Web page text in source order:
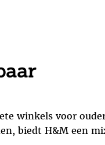
winkels voor
biedt H&M een